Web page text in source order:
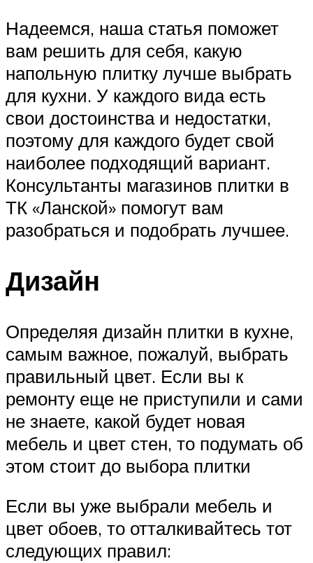
Надеемся, наша статья поможет
вам решить для себя, какую
напольную плитку лучше выбрать
для кухни. У каждого вида есть
свои достоинства и недостатки,
поэтому для каждого будет свой
наиболее подходящий вариант.
Консультанты магазинов плитки в
ТК «Ланской» помогут вам
разобраться и подобрать лучшее.
Дизайн
Определяя дизайн плитки в кухне,
самым важное, пожалуй, выбрать
правильный цвет. Если вы к
ремонту еще не приступили и сами
не знаете, какой будет новая
мебель и цвет стен, то подумать об
этом стоит до выбора плитки
Если вы уже выбрали мебель и
цвет обоев, то отталкивайтесь тот
следующих правил: